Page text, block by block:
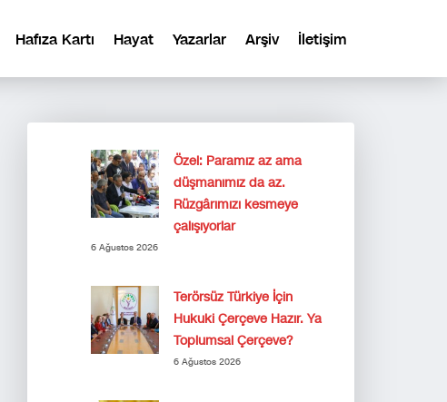
Hafıza Kartı Hayat Yazarlar Arşiv İletişim
Özel: Paramız az ama
düşmanımız da az.
Rüzgârımızı kesmeye
çalışıyorlar
6 Ağustos 2026
Terörsüz Türkiye İçin
Hukuki Çerçeve Hazır. Ya
Toplumsal Çerçeve?
6 Ağustos 2026